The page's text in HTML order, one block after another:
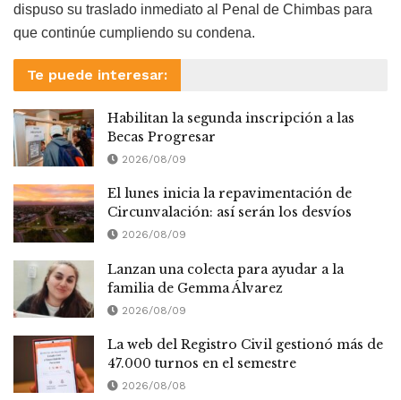
dispuso su traslado inmediato al Penal de Chimbas para
que continúe cumpliendo su condena.
Te puede interesar:
Habilitan la segunda inscripción a las
Becas Progresar
2026/08/09
El lunes inicia la repavimentación de
Circunvalación: así serán los desvíos
2026/08/09
Lanzan una colecta para ayudar a la
familia de Gemma Álvarez
2026/08/09
La web del Registro Civil gestionó más de
47.000 turnos en el semestre
2026/08/08